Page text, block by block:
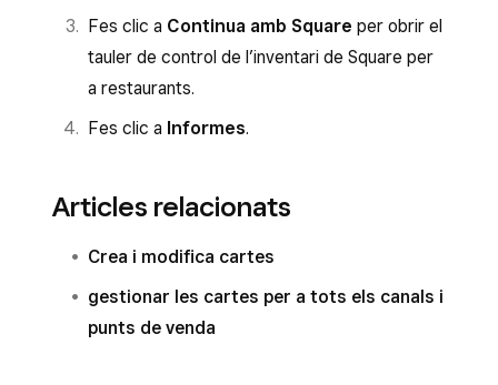
Fes clic a Continua amb Square per obrir el
tauler de control de l’inventari de Square per
a restaurants.
Fes clic a Informes.
Articles relacionats
Crea i modifica cartes
gestionar les cartes per a tots els canals i
punts de venda